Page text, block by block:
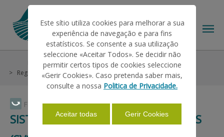
Faça Swipe para ver o menu
AJUDAS/APOIOS
Informações
Sistema de Vigilância superfícies (SVS)
Regras e Informações Básicas
SISTEMA DE VIGILÂNCIA SUPERFÍCIES
Este sítio utiliza cookies para melhorar a sua
experiência de navegação e para fins
estatísticos. Se consente a sua utilização
seleccione «Aceitar Todos». Se decidir não
permitir certos tipos de cookies seleccione
«Gerir Cookies». Caso pretenda saber mais,
consulte a nossa Politica de Privacidade.
Aceitar todas Gerir Cookies